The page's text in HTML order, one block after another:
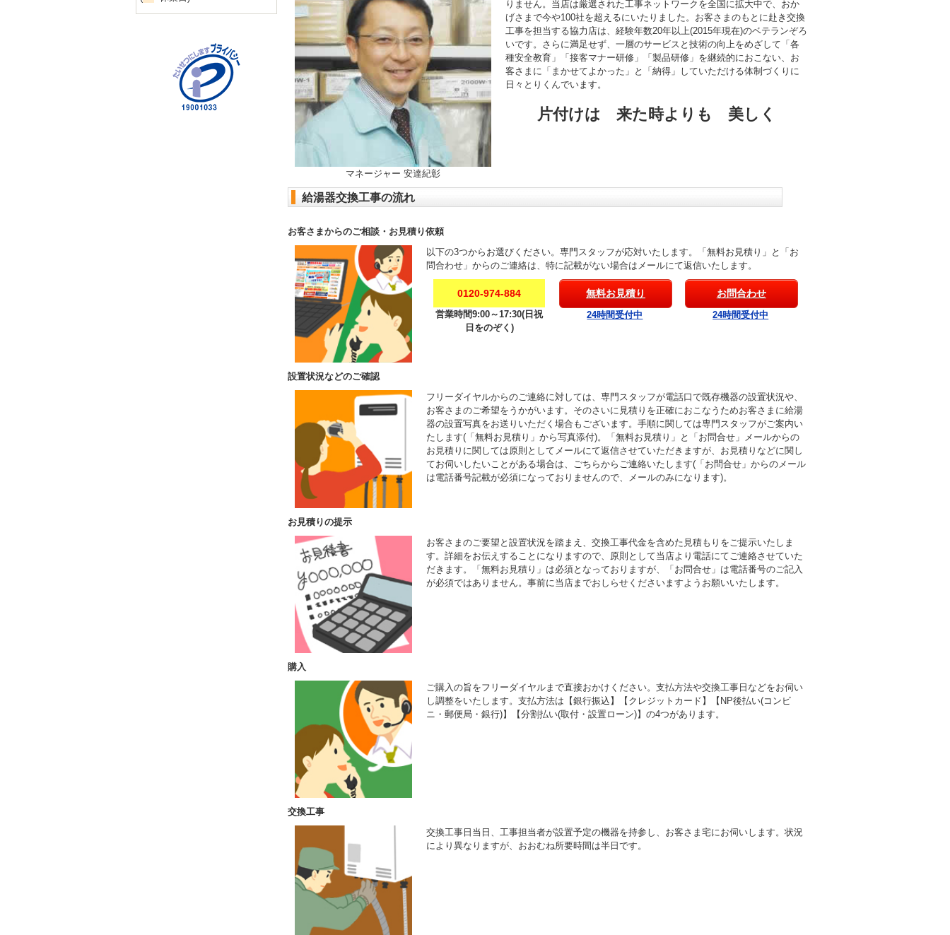
マネージャー 安達紀彰
りません。当店は厳選された工事ネットワークを全国に拡大中で、おか
げさまで今や100社を超えるにいたりました。お客さまのもとに赴き交換
工事を担当する協力店は、経験年数20年以上(2015年現在)のベテランぞろ
いです。さらに満足せず、一層のサービスと技術の向上をめざして「各
種安全教育」「接客マナー研修」「製品研修」を継続的におこない、お
客さまに「まかせてよかった」と「納得」していただける体制づくりに
日々とりくんでいます。
片付けは 来た時よりも 美しく
給湯器交換工事の流れ
お客さまからのご相談・お見積り依頼
以下の3つからお選びください。専門スタッフが応対いたします。「無料お見積り」と「お
問合わせ」からのご連絡は、特に記載がない場合はメールにて返信いたします。
0120-974-884
営業時間9:00～17:30(日祝
日をのぞく)
無料お見積り
24時間受付中
お問合わせ
24時間受付中
設置状況などのご確認
フリーダイヤルからのご連絡に対しては、専門スタッフが電話口で既存機器の設置状況や、
お客さまのご希望をうかがいます。そのさいに見積りを正確におこなうためお客さまに給湯
器の設置写真をお送りいただく場合もございます。手順に関しては専門スタッフがご案内い
たします(「無料お見積り」から写真添付)。「無料お見積り」と「お問合せ」メールからの
お見積りに関しては原則としてメールにて返信させていただきますが、お見積りなどに関し
てお伺いしたいことがある場合は、ごちらからご連絡いたします(「お問合せ」からのメール
は電話番号記載が必須になっておりませんので、メールのみになります)。
お見積りの提示
お客さまのご要望と設置状況を踏まえ、交換工事代金を含めた見積もりをご提示いたしま
す。詳細をお伝えすることになりますので、原則として当店より電話にてご連絡させていた
だきます。「無料お見積り」は必須となっておりますが、「お問合せ」は電話番号のご記入
が必須ではありません。事前に当店までおしらせくださいますようお願いいたします。
購入
ご購入の旨をフリーダイヤルまで直接おかけください。支払方法や交換工事日などをお伺い
し調整をいたします。支払方法は【銀行振込】【クレジットカード】【NP後払い(コンビ
ニ・郵便局・銀行)】【分割払い(取付・設置ローン)】の4つがあります。
交換工事
交換工事日当日、工事担当者が設置予定の機器を持参し、お客さま宅にお伺いします。状況
により異なりますが、おおむね所要時間は半日です。